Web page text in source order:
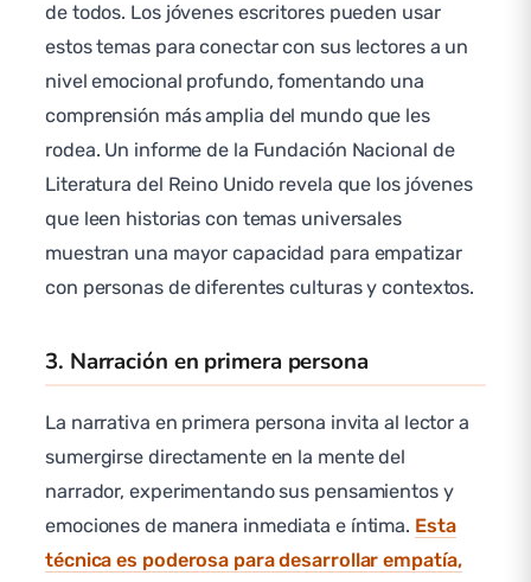
de todos. Los jóvenes escritores pueden usar
estos temas para conectar con sus lectores a un
nivel emocional profundo, fomentando una
comprensión más amplia del mundo que les
rodea. Un informe de la Fundación Nacional de
Literatura del Reino Unido revela que los jóvenes
que leen historias con temas universales
muestran una mayor capacidad para empatizar
con personas de diferentes culturas y contextos.
3. Narración en primera persona
La narrativa en primera persona invita al lector a
sumergirse directamente en la mente del
narrador, experimentando sus pensamientos y
emociones de manera inmediata e íntima. Esta
técnica es poderosa para desarrollar empatía,